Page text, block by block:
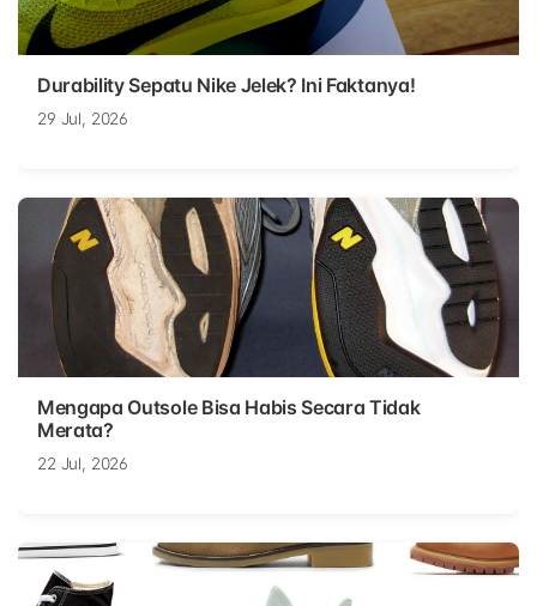
Durability Sepatu Nike Jelek? Ini Faktanya!
29 Jul, 2026
Mengapa Outsole Bisa Habis Secara Tidak
Merata?
22 Jul, 2026